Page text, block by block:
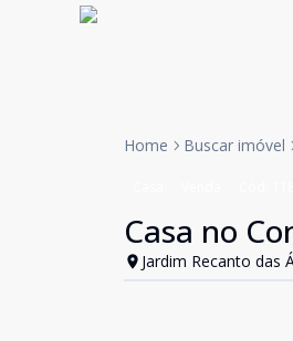
Home Buscar imóvel
Casa no
Jardim Recanto das